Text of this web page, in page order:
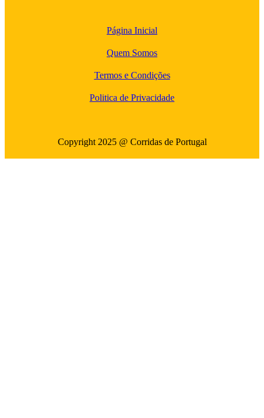
Página Inicial
Quem Somos
Termos e Condições
Politica de Privacidade
Copyright 2025 @ Corridas de Portugal